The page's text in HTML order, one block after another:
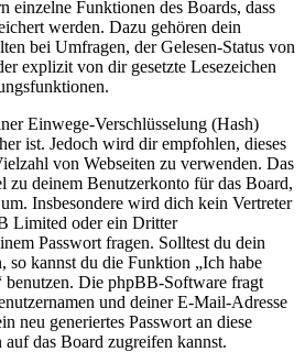
einzelne Funktionen des Boards, dass
werden. Dazu gehören dein
bei Umfragen, der Gelesen-Status von
explizit von dir gesetzte Lesezeichen
Einwege-Verschlüsselung (Hash)
ist. Jedoch wird dir empfohlen, dieses
von Webseiten zu verwenden. Das
zu deinem Benutzerkonto für das Board,
Insbesondere wird dich kein Vertreter
Limited oder ein Dritter
Passwort fragen. Solltest du dein
so kannst du die Funktion „Ich habe
benutzen. Die phpBB-Software fragt
und deiner E-Mail-Adresse
neu generiertes Passwort an diese
das Board zugreifen kannst.